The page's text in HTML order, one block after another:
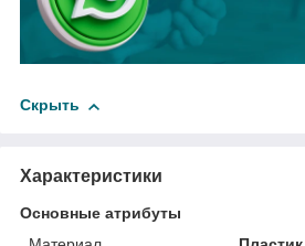
Скрыть
Характеристики
Основные атрибуты